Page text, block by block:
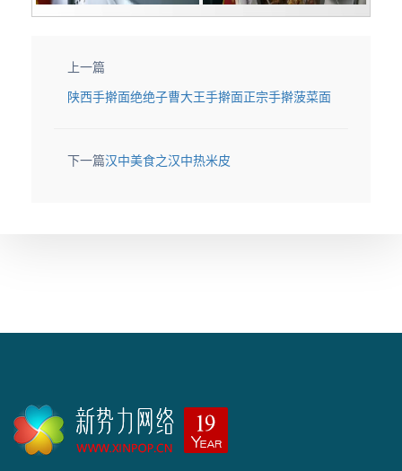
上一篇
陕西手擀面绝绝子曹大王手擀面正宗手擀菠菜面
下一篇汉中美食之汉中热米皮